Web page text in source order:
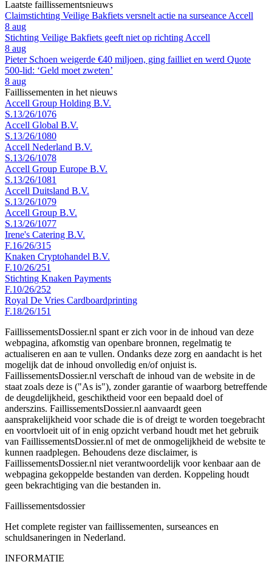
Laatste faillissementsnieuws
Claimstichting Veilige Bakfiets versnelt actie na surseance Accell
8 aug
Stichting Veilige Bakfiets geeft niet op richting Accell
8 aug
Pieter Schoen weigerde €40 miljoen, ging failliet en werd Quote
500-lid: ‘Geld moet zweten’
8 aug
Faillissementen in het nieuws
Accell Group Holding B.V.
S.13/26/1076
Accell Global B.V.
S.13/26/1080
Accell Nederland B.V.
S.13/26/1078
Accell Group Europe B.V.
S.13/26/1081
Accell Duitsland B.V.
S.13/26/1079
Accell Group B.V.
S.13/26/1077
Irene's Catering B.V.
F.16/26/315
Knaken Cryptohandel B.V.
F.10/26/251
Stichting Knaken Payments
F.10/26/252
Royal De Vries Cardboardprinting
F.18/26/151
FaillissementsDossier.nl spant er zich voor in de inhoud van deze
webpagina, afkomstig van openbare bronnen, regelmatig te
actualiseren en aan te vullen. Ondanks deze zorg en aandacht is het
mogelijk dat de inhoud onvolledig en/of onjuist is.
FaillissementsDossier.nl verschaft de inhoud van de website in de
staat zoals deze is ("As is"), zonder garantie of waarborg betreffende
de deugdelijkheid, geschiktheid voor een bepaald doel of
anderszins. FaillissementsDossier.nl aanvaardt geen
aansprakelijkheid voor schade die is of dreigt te worden toegebracht
en voortvloeit uit of in enig opzicht verband houdt met het gebruik
van FaillissementsDossier.nl of met de onmogelijkheid de website te
kunnen raadplegen. Behoudens deze disclaimer, is
FaillissementsDossier.nl niet verantwoordelijk voor kenbaar aan de
webpagina gekoppelde bestanden van derden. Koppeling houdt
geen bekrachtiging van die bestanden in.
Faillissementsdossier
Het complete register van faillissementen, surseances en
schuldsaneringen in Nederland.
INFORMATIE